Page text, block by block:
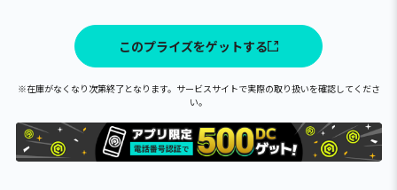
このプライズをゲットする
※在庫がなくなり次第終了となります。サービスサイトで実際の取り扱いを確認してくださ
い。